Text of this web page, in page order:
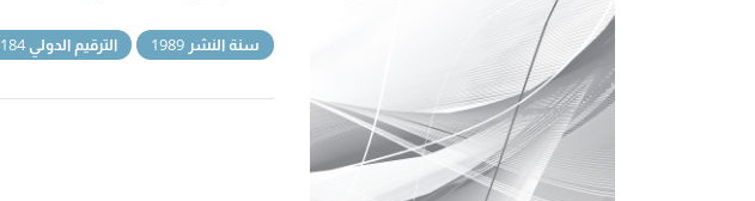
سنة النشر الترقيم الدولي